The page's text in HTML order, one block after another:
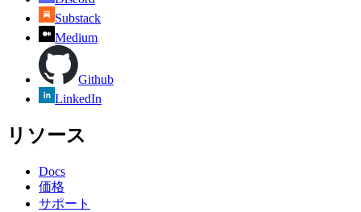
Substack
Medium
Github
LinkedIn
リソース
Docs
価格
サポート